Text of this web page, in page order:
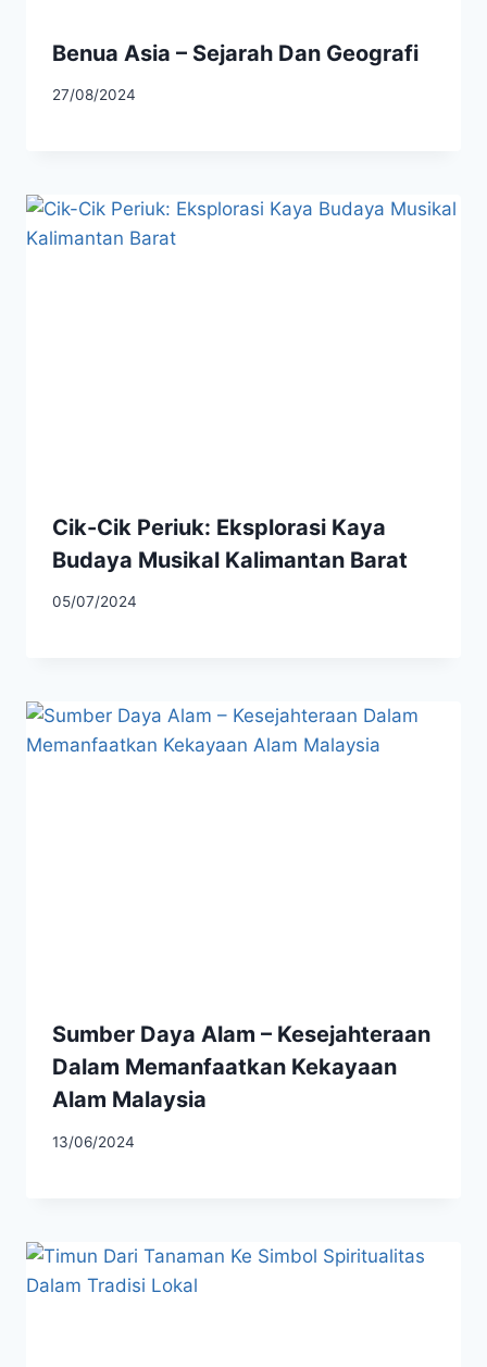
Benua Asia – Sejarah Dan Geografi
27/08/2024
Cik-Cik Periuk: Eksplorasi Kaya
Budaya Musikal Kalimantan Barat
05/07/2024
Sumber Daya Alam – Kesejahteraan
Dalam Memanfaatkan Kekayaan
Alam Malaysia
13/06/2024